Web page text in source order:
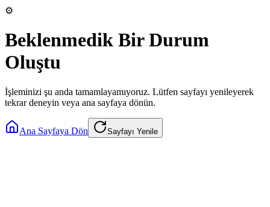
⚙️
Beklenmedik Bir Durum
Oluştu
İşleminizi şu anda tamamlayamıyoruz. Lütfen sayfayı yenileyerek
tekrar deneyin veya ana sayfaya dönün.
Ana Sayfaya Dön Sayfayı Yenile